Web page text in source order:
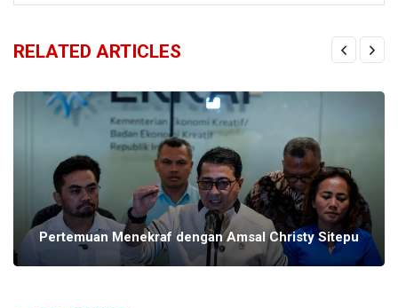
RELATED ARTICLES
Pertemuan Menekraf dengan Amsal Christy Sitepu